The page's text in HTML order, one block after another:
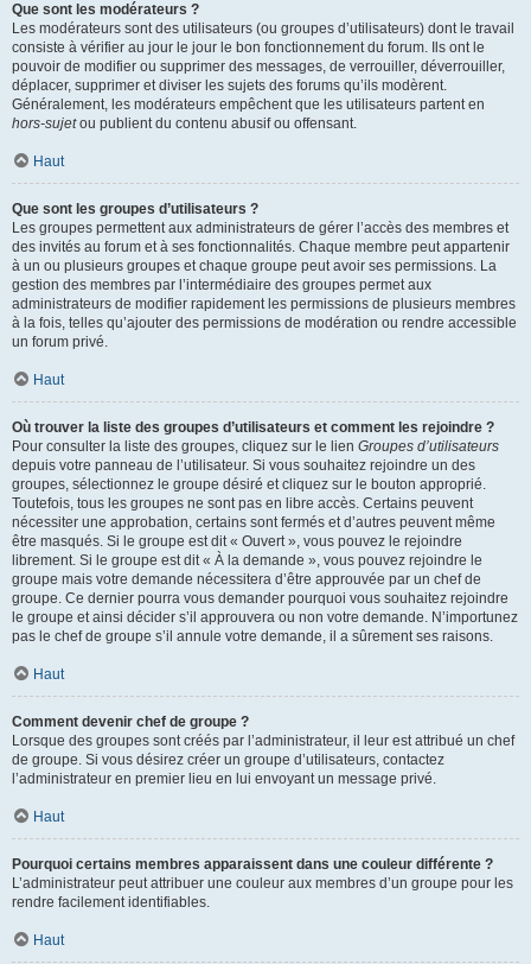
Que sont les modérateurs ?
Les modérateurs sont des utilisateurs (ou groupes d’utilisateurs) dont le travail
consiste à vérifier au jour le jour le bon fonctionnement du forum. Ils ont le
pouvoir de modifier ou supprimer des messages, de verrouiller, déverrouiller,
déplacer, supprimer et diviser les sujets des forums qu’ils modèrent.
Généralement, les modérateurs empêchent que les utilisateurs partent en
hors-sujetou publient du contenu abusif ou offensant.
Haut
Que sont les groupes d’utilisateurs ?
Les groupes permettent aux administrateurs de gérer l’accès des membres et
des invités au forum et à ses fonctionnalités. Chaque membre peut appartenir
à un ou plusieurs groupes et chaque groupe peut avoir ses permissions. La
gestion des membres par l’intermédiaire des groupes permet aux
administrateurs de modifier rapidement les permissions de plusieurs membres
à la fois, telles qu’ajouter des permissions de modération ou rendre accessible
un forum privé.
Haut
Où trouver la liste des groupes d’utilisateurs et comment les rejoindre ?
Pour consulter la liste des groupes, cliquez sur le lien Groupes d’utilisateurs
depuis votre panneau de l’utilisateur. Si vous souhaitez rejoindre un des
groupes, sélectionnez le groupe désiré et cliquez sur le bouton approprié.
Toutefois, tous les groupes ne sont pas en libre accès. Certains peuvent
nécessiter une approbation, certains sont fermés et d’autres peuvent même
être masqués. Si le groupe est dit « Ouvert », vous pouvez le rejoindre
librement. Si le groupe est dit « À la demande », vous pouvez rejoindre le
groupe mais votre demande nécessitera d’être approuvée par un chef de
groupe. Ce dernier pourra vous demander pourquoi vous souhaitez rejoindre
le groupe et ainsi décider s’il approuvera ou non votre demande. N’importunez
pas le chef de groupe s’il annule votre demande, il a sûrement ses raisons.
Haut
Comment devenir chef de groupe ?
Lorsque des groupes sont créés par l’administrateur, il leur est attribué un chef
de groupe. Si vous désirez créer un groupe d’utilisateurs, contactez
l’administrateur en premier lieu en lui envoyant un message privé.
Haut
Pourquoi certains membres apparaissent dans une couleur différente ?
L’administrateur peut attribuer une couleur aux membres d’un groupe pour les
rendre facilement identifiables.
Haut